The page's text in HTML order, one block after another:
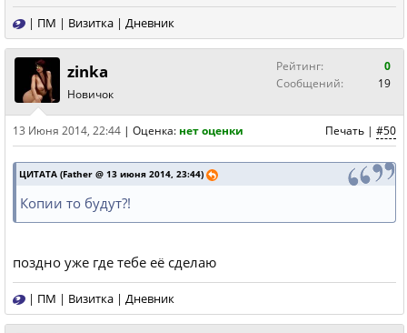
| ПМ | Визитка | Дневник
zinka
Новичок
Рейтинг:
0
Сообщений:
19
Печать | #50
13 Июня 2014, 22:44 | Оценка: нет оценки
ЦИТАТА (Father @ 13 июня 2014, 23:44)
Копии то будут?!
поздно уже где тебе её сделаю
| ПМ | Визитка | Дневник